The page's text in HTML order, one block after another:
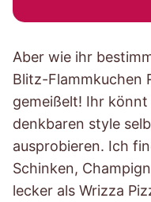
Aber wie ihr
Blitz-Flammkuchen
gemeißelt! Ihr könnt
denkbaren style
ausprobieren. Ich
Schinken,
lecker als Wrizza